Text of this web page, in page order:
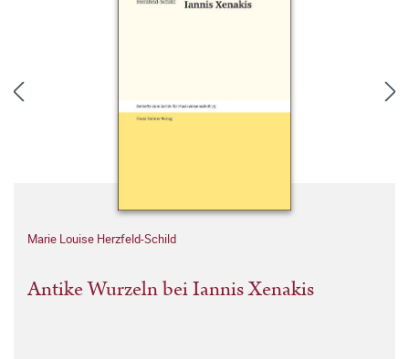
Marie Louise Herzfeld-Schild
Antike Wurzeln bei Iannis Xenakis